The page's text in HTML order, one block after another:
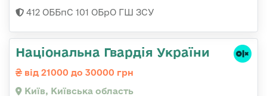
412 ОББпС 101 ОБрО ГШ ЗСУ
Національна Гвардія України
від 21000 до 30000 грн
Київ, Київська область